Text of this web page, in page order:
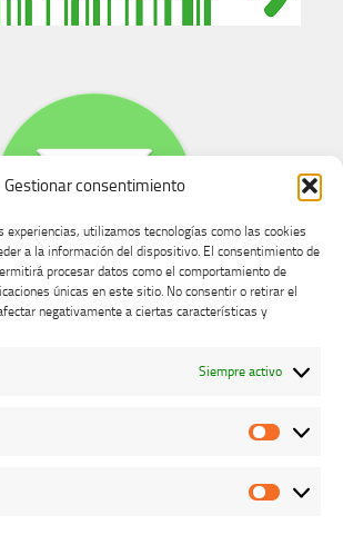
Gestionar consentimiento
experiencias, utilizamos tecnologías como las cookies
a la información del dispositivo. El consentimiento de
procesar datos como el comportamiento de
únicas en este sitio. No consentir o retirar el
negativamente a ciertas características y
Siempre activo
de dudas, quejas y sugerencias